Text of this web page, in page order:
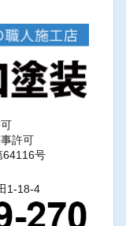
許可
64116号
1-18-4